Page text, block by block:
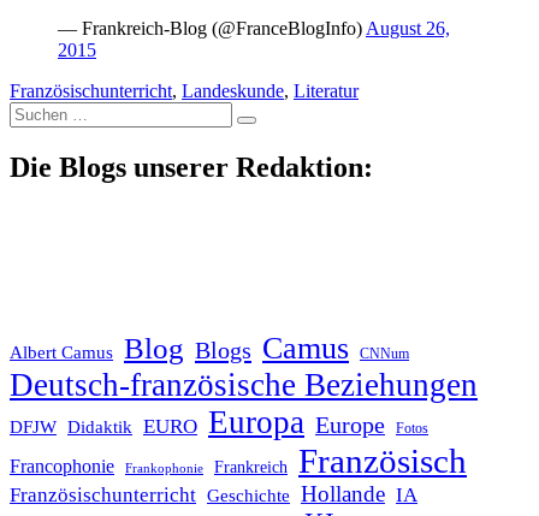
— Frankreich-Blog (@FranceBlogInfo)August 26,
2015
Französischunterricht, Landeskunde, Literatur
Suche
nach:
Die Blogs unserer Redaktion:
Albert Camus Blog Blogs Camus CNNum
Deutsch-französische Beziehungen
DFJW Didaktik EURO Europa Europe Fotos
Francophonie Frankophonie Frankreich Französisch
Französischunterricht Geschichte Hollande IA